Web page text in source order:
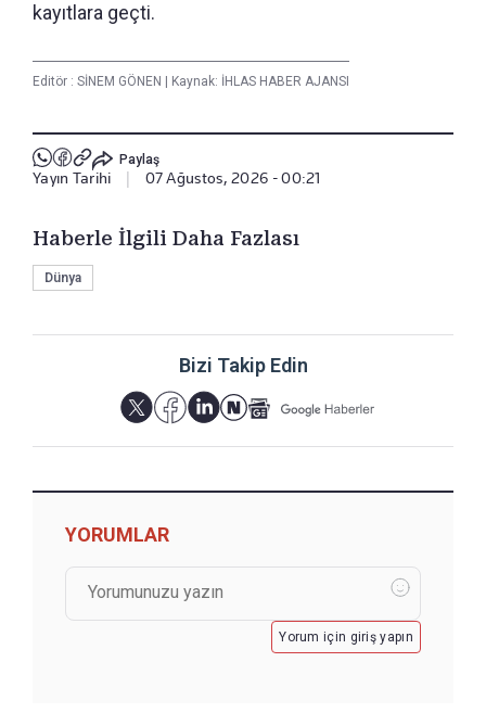
kayıtlara geçti.
Editör : SİNEM GÖNEN Kaynak: İHLAS HABER AJANSI
Paylaş
Yayın Tarihi 07 Ağustos, 2026 - 00:21
Haberle İlgili Daha Fazlası
Dünya
Bizi Takip Edin
YORUMLAR
Yorum için giriş yapın